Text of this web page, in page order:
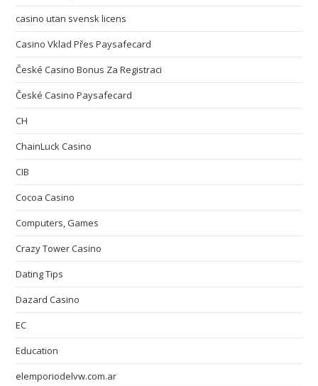
casino utan svensk licens
Casino Vklad Přes Paysafecard
České Casino Bonus Za Registraci
České Casino Paysafecard
CH
ChainLuck Casino
CIB
Cocoa Casino
Computers, Games
Crazy Tower Сasino
Dating Tips
Dazard Casino
EC
Education
elemporiodelvw.com.ar